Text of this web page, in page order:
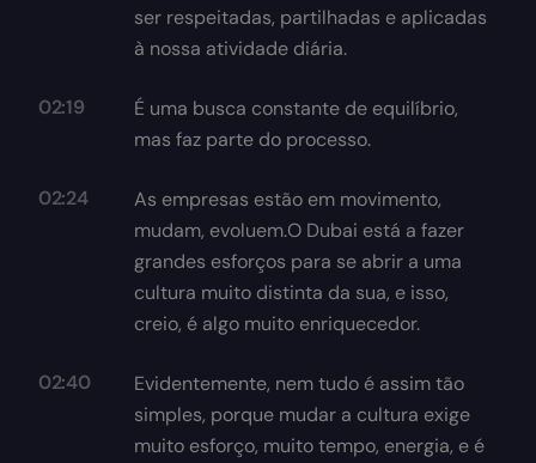
ser respeitadas, partilhadas e aplicadas
à nossa atividade diária.
02:19
É uma busca constante de equilíbrio,
mas faz parte do processo.
02:24
As empresas estão em movimento,
mudam, evoluem.O Dubai está a fazer
grandes esforços para se abrir a uma
cultura muito distinta da sua, e isso,
creio, é algo muito enriquecedor.
02:40
Evidentemente, nem tudo é assim tão
simples, porque mudar a cultura exige
muito esforço, muito tempo, energia, e é